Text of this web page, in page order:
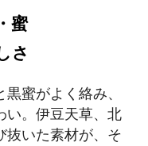
蜜
さ
蜜がよく絡み、
い。伊豆天草、北
抜いた素材が、そ